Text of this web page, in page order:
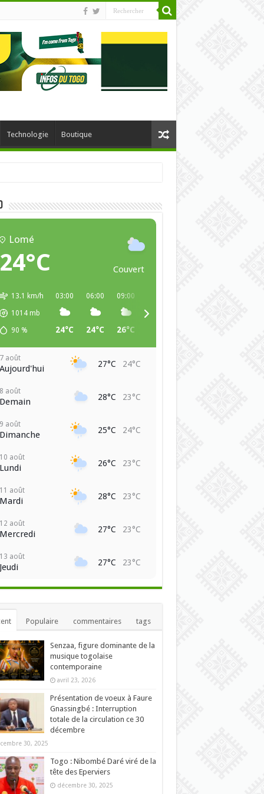
Technologie Boutique
Lomé
Couvert
13.1 km/h
1014mb
90 %
03:00
24°C
06:00
24°C
09:00
26°C
août
27°C 24°C
août
28°C 23°C
août
25°C 24°C
août
26°C 23°C
août
28°C 23°C
août
27°C 23°C
août
27°C 23°C
Populaire commentaires tags
Senzaa, figure dominante de la
musique togolaise
contemporaine
avril 23, 2026
Présentation de voeux à Faure
Gnassingbé : Interruption
totale de la circulation ce 30
décembre
30, 2025
Togo : Nibombé Daré viré de la
tête des Eperviers
décembre 30, 2025